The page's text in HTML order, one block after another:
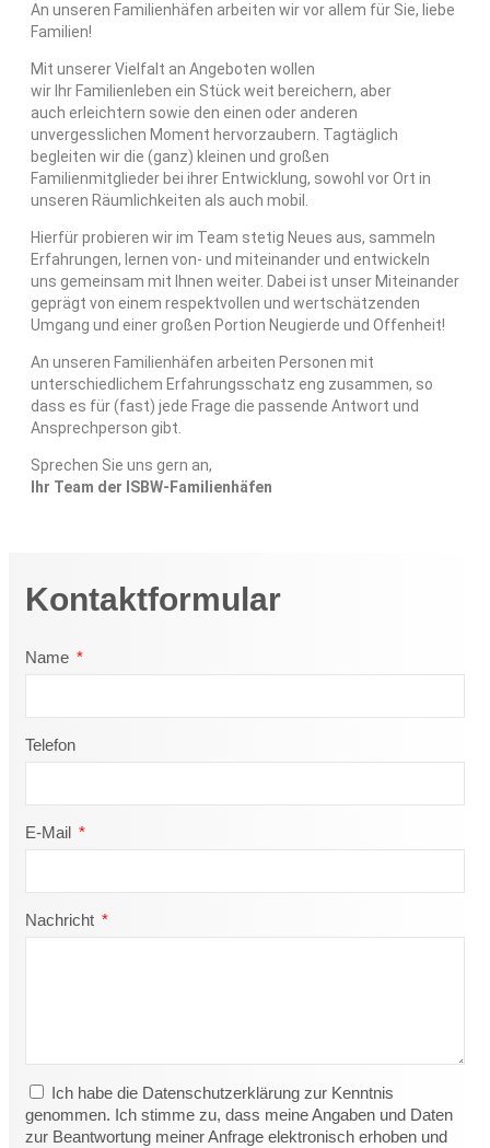
An unseren Familienhäfen arbeiten wir vor allem für Sie, liebe
Familien!
Mit unserer Vielfalt an Angeboten wollen
wir Ihr Familienleben ein Stück weit bereichern, aber
auch erleichtern sowie den einen oder anderen
unvergesslichen Moment hervorzaubern. Tagtäglich
begleiten wir die (ganz) kleinen und großen
Familienmitglieder bei ihrer Entwicklung, sowohl vor Ort in
unseren Räumlichkeiten als auch mobil.
Hierfür probieren wir im Team stetig Neues aus, sammeln
Erfahrungen, lernen von- und miteinander und entwickeln
uns gemeinsam mit Ihnen weiter. Dabei ist unser Miteinander
geprägt von einem respektvollen und wertschätzenden
Umgang und einer großen Portion Neugierde und Offenheit!
An unseren Familienhäfen arbeiten Personen mit
unterschiedlichem Erfahrungsschatz eng zusammen, so
dass es für (fast) jede Frage die passende Antwort und
Ansprechperson gibt.
Sprechen Sie uns gern an,
Ihr Team der ISBW- Familienhäfen
Kontaktformular
Name
Telefon
E-Mail
Nachricht
Ich habe die Datenschutzerklärung zur Kenntnis
genommen. Ich stimme zu, dass meine Angaben und Daten
zur Beantwortung meiner Anfrage elektronisch erhoben und